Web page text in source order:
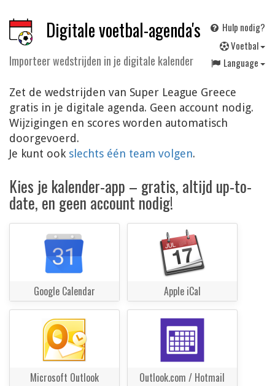
Digitale voetbal-agenda's
Importeer wedstrijden in je digitale kalender
Hulp nodig?
Voetbal
Language
Zet de wedstrijden van Super League Greece
gratis in je digitale agenda. Geen account nodig.
Wijzigingen en scores worden automatisch
doorgevoerd.
Je kunt ook slechts één team volgen.
Kies je kalender-app – gratis, altijd up-to-
date, en geen account nodig!
Google Calendar Apple iCal
Microsoft Outlook Outlook.com / Hotmail